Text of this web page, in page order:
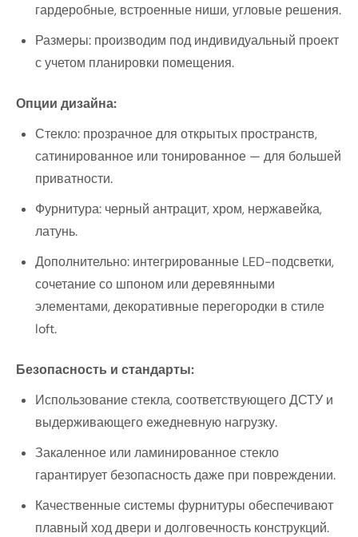
гардеробные, встроенные ниши, угловые решения.
Размеры: производим под индивидуальный проект
с учетом планировки помещения.
Опции дизайна:
Стекло: прозрачное для открытых пространств,
сатинированное или тонированное — для большей
приватности.
Фурнитура: черный антрацит, хром, нержавейка,
латунь.
Дополнительно: интегрированные LED-подсветки,
сочетание со шпоном или деревянными
элементами, декоративные перегородки в стиле
loft.
Безопасность и стандарты:
Использование стекла, соответствующего ДСТУ и
выдерживающего ежедневную нагрузку.
Закаленное или ламинированное стекло
гарантирует безопасность даже при повреждении.
Качественные системы фурнитуры обеспечивают
плавный ход двери и долговечность конструкций.